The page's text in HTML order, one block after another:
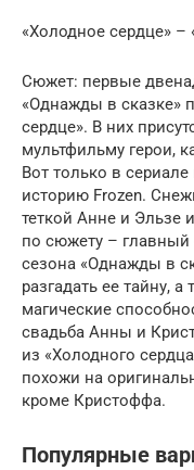
«Холодное сердце»
Сюжет: первые
«Однажды в сказке»
сердце». В них
мультфильму герои,
Вот только в
историю Frozen.
теткой Анне и Эльзе
по сюжету – главный
сезона «Однажды в
разгадать ее тайну,
магические
свадьба Анны и
из «Холодного
похожи на
кроме Кристоффа.
Популярные